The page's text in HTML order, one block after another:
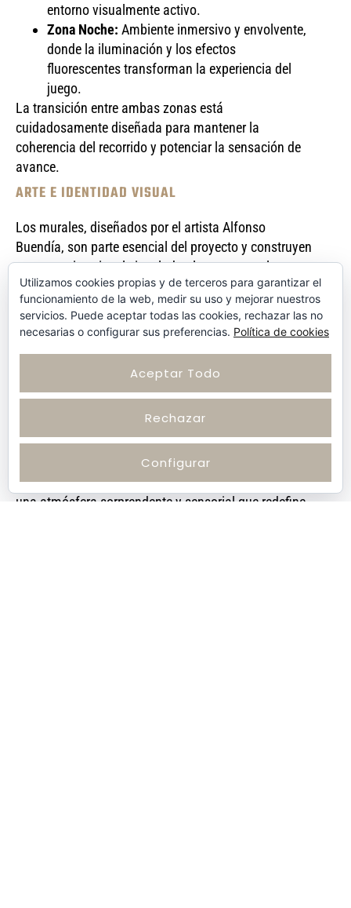
entorno visualmente activo.
Zona Noche: Ambiente inmersivo y envolvente,
donde la iluminación y los efectos
fluorescentes transforman la experiencia del
juego.
La transición entre ambas zonas está
cuidadosamente diseñada para mantener la
coherencia del recorrido y potenciar la sensación de
avance.
ARTE E IDENTIDAD VISUAL
Los murales, diseñados por el artista Alfonso
Buendía, son parte esencial del proyecto y construyen
una narrativa visual vinculada al contexto y al
concepto del centro de ocio. A lo largo del recorrido
aparecen escenarios reconocibles de Sevilla,
integrando el proyecto en su entorno cultural y
mientras que las figuras de golfistas conectan
directamente con la dinámica del juego.
En la zona de día, el entorno se desarrolla mediante
diseños creados digitalmente, aportando precisión
gráfica y un lenguaje contemporáneo. En la zona
nocturna, las pinturas murales fluorescentes generan
una atmósfera sorprendente y sensorial que redefine
Utilizamos cookies propias y de terceros para garantizar el
funcionamiento de la web, medir su uso y mejorar nuestros
servicios. Puede aceptar todas las cookies, rechazar las no
necesarias o configurar sus preferencias. Política de cookies
Aceptar Todo
Rechazar
Configurar